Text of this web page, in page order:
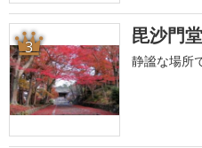
3 毘沙門
静謐な場所